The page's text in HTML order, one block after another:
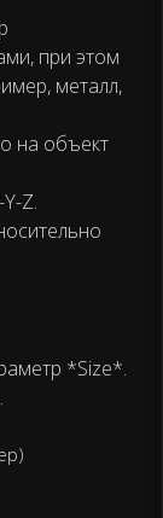
при этом
металл,
на объект
Z.
*Size*.